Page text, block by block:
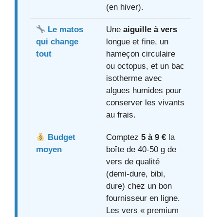
(en hiver).
Le matos
qui change
tout
Une aiguille à vers
longue et fine, un
hameçon circulaire
ou octopus, et un bac
isotherme avec
algues humides pour
conserver les vivants
au frais.
Budget
moyen
Comptez 5 à 9 € la
boîte de 40-50 g de
vers de qualité
(demi-dure, bibi,
dure) chez un bon
fournisseur en ligne.
Les vers « premium